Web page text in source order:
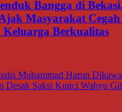
Bangga di
Masyarakat
Berkualitas